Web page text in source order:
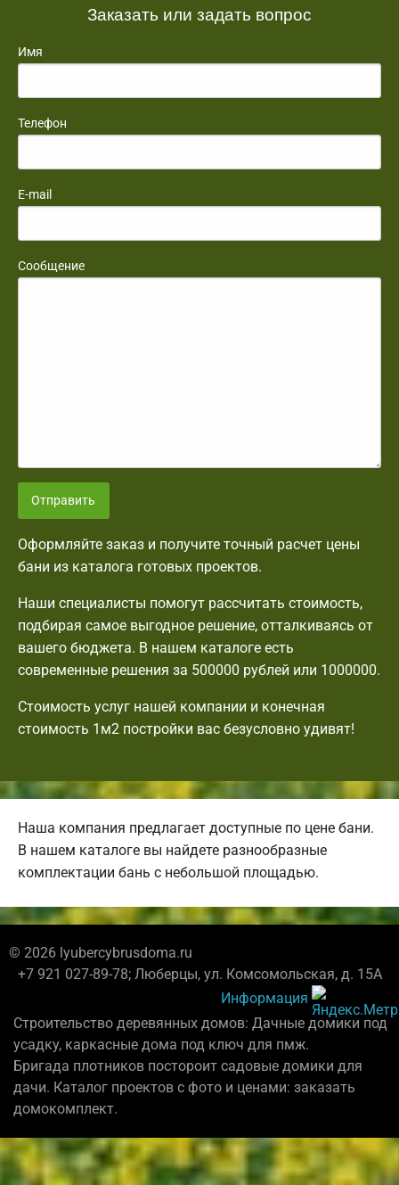
Заказать или задать вопрос
Имя
Телефон
E-mail
Сообщение
Отправить
Оформляйте заказ и получите точный расчет цены
бани из каталога готовых проектов.
Наши специалисты помогут рассчитать стоимость,
подбирая самое выгодное решение, отталкиваясь от
вашего бюджета. В нашем каталоге есть
современные решения за 500000 рублей или 1000000.
Стоимость услуг нашей компании и конечная
стоимость 1м2 постройки вас безусловно удивят!
Наша компания предлагает доступные по цене бани.
В нашем каталоге вы найдете разнообразные
комплектации бань с небольшой площадью.
© 2026 lyubercybrusdoma.ru
+7 921 027-89-78; Люберцы, ул. Комсомольская, д. 15А
Информация
Строительство деревянных домов: Дачные домики под
усадку, каркасные дома под ключ для пмж.
Бригада плотников постороит садовые домики для
дачи. Каталог проектов с фото и ценами: заказать
домокомплект.